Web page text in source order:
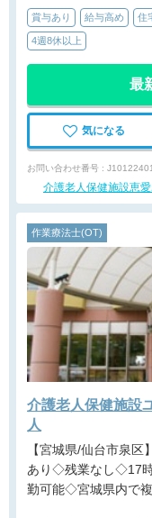
賞与あり 給与高め 住
4週8休以上
最
気になる
お問い合わせ番号 :
介護老人保健施設恵
作業療法士(OT)
介護老人保健施設
人
【宮城県/仙台市泉区】 ◇月給250,000円以上◇賞与・退職金
あり◇残業なし◇17
勤可能◇宮城県内で